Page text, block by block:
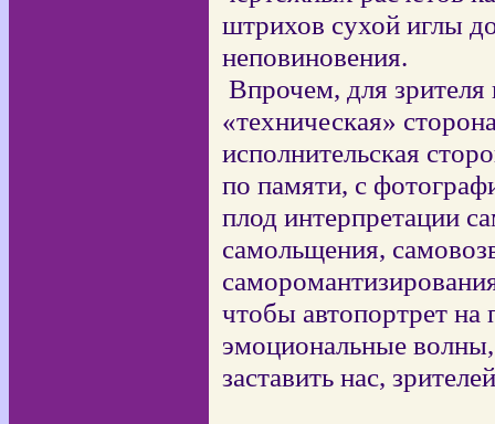
штрихов сухой иглы
неповиновения.
Впрочем, для
«техническая»
исполнительская
по памяти, с
плод интерпретации
самольщения,
чтобы автопортрет на
эмоциональные
заставить нас,